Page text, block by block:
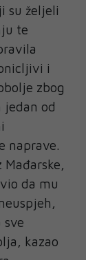
su željeli
te
i
zbog
jedan od
naprave.
da mu
sve
kazao